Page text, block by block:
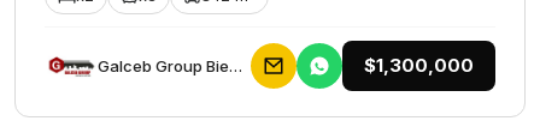
Galceb Group Bienes Raices $1,300,000